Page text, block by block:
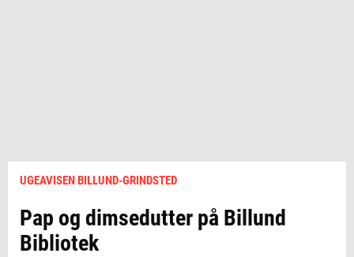
UGEAVISEN BILLUND-GRINDSTED
Pap og dimsedutter på Billund
Bibliotek